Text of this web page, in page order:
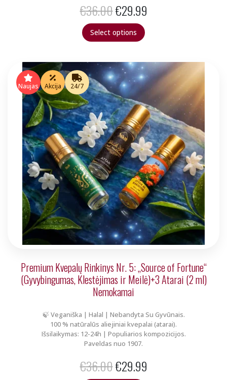
€36.00Original
price
was:
€36.00.
€29.99
€29.99.
Select options
Naujas Akcija 24/7
Premium Kvepalų Rinkinys Nr. 5: „Source of Fortune“
(Gyvybingumas, Klestėjimas ir Meilė)+3 Atarai (2 ml)
Nemokamai
🍃 Veganiška | Halal | Nebandyta Su Gyvūnais.
100 % natūralūs aliejiniai kvepalai (atarai).
Išsilaikymas: 12-24h | Populiarios kompozicijos.
Paveldas nuo 1907.
€36.00Original
€29.99